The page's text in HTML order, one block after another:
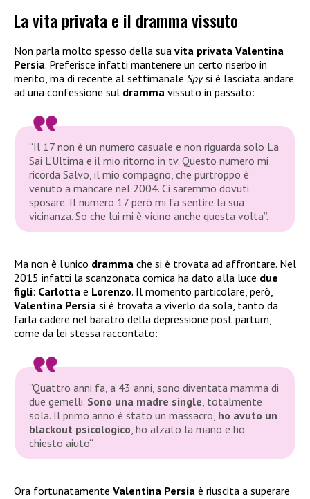
La vita privata e il dramma vissuto
Non parla molto spesso della sua vita privata Valentina
Persia. Preferisce infatti mantenere un certo riserbo in
merito, ma di recente al settimanale Spysi è lasciata andare
ad una confessione sul dramma vissuto in passato:
“Il 17 non è un numero casuale e non riguarda solo La
Sai L’Ultima e il mio ritorno in tv. Questo numero mi
ricorda Salvo, il mio compagno, che purtroppo è
venuto a mancare nel 2004. Ci saremmo dovuti
sposare. Il numero 17 però mi fa sentire la sua
vicinanza. So che lui mi è vicino anche questa volta”.
Ma non è l’unico dramma che si è trovata ad affrontare. Nel
2015 infatti la scanzonata comica ha dato alla luce due
figli: Carlotta e Lorenzo. Il momento particolare, però,
Valentina Persia si è trovata a viverlo da sola, tanto da
farla cadere nel baratro della depressione post partum,
come da lei stessa raccontato:
”Quattro anni fa, a 43 anni, sono diventata mamma di
due gemelli. Sono una madre single, totalmente
sola. Il primo anno è stato un massacro, ho avuto un
blackout psicologico, ho alzato la mano e ho
chiesto aiuto“.
Ora fortunatamente Valentina Persia è riuscita a superare